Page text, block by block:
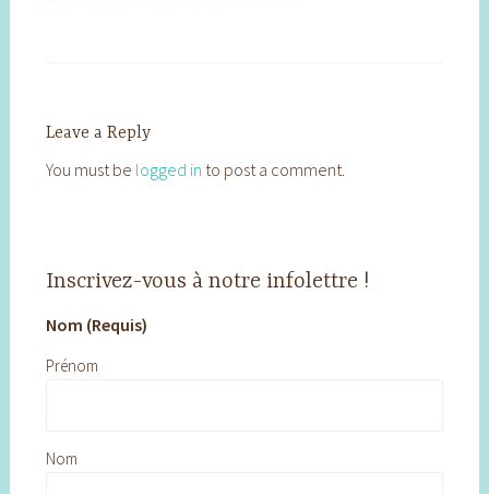
Leave a Reply
You must be logged in to post a comment.
Inscrivez-vous à notre infolettre !
Nom (Requis)
Prénom
Nom